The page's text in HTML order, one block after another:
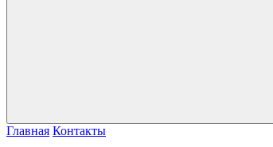
Главная Контакты